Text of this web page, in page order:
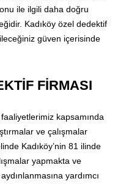
ile ilgili daha doğru
Kadıköy özel dedektif
güven içerisinde
FİRMASI
kapsamında
ve çalışmalar
Kadıköy’nin 81 ilinde
yapmakta ve
yardımcı